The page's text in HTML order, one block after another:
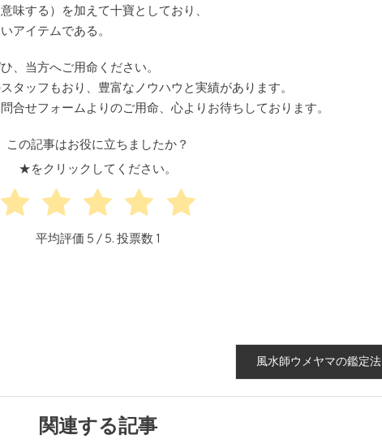
味する）を加えて十寶としており、
テムである。
、当方へご用命ください。
タッフもおり、豊富なノウハウと実績があります。
合せフォームよりのご用命、心よりお待ちしております。
この記事はお役に立ちましたか？
★をクリックしてください。
平均評価 5 / 5. 投票数 1
風水師ウメヤマの鑑定法
関連する記事